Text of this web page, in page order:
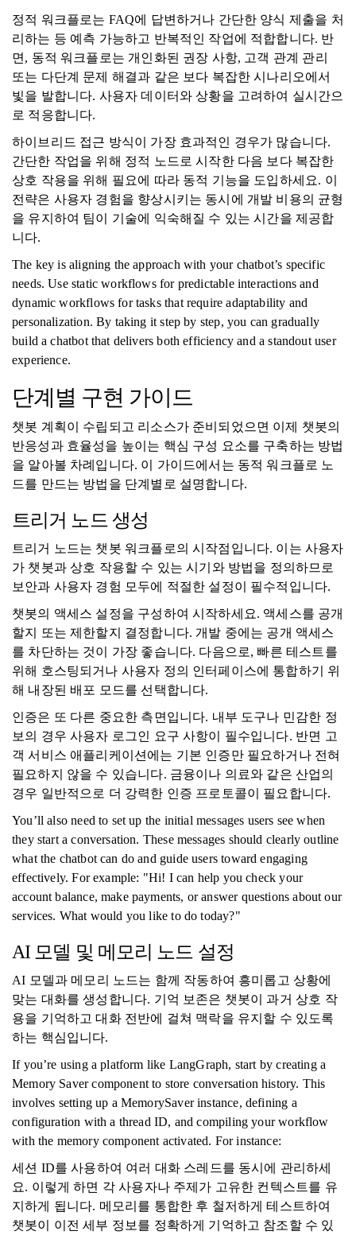
정적 워크플로는 FAQ에 답변하거나 간단한 양식 제출을 처
리하는 등 예측 가능하고 반복적인 작업에 적합합니다. 반
면, 동적 워크플로는 개인화된 권장 사항, 고객 관계 관리
또는 다단계 문제 해결과 같은 보다 복잡한 시나리오에서
빛을 발합니다. 사용자 데이터와 상황을 고려하여 실시간으
로 적응합니다.
하이브리드 접근 방식이 가장 효과적인 경우가 많습니다.
간단한 작업을 위해 정적 노드로 시작한 다음 보다 복잡한
상호 작용을 위해 필요에 따라 동적 기능을 도입하세요. 이
전략은 사용자 경험을 향상시키는 동시에 개발 비용의 균형
을 유지하여 팀이 기술에 익숙해질 수 있는 시간을 제공합
니다.
The key is aligning the approach with your chatbot’s specific
needs. Use static workflows for predictable interactions and
dynamic workflows for tasks that require adaptability and
personalization. By taking it step by step, you can gradually
build a chatbot that delivers both efficiency and a standout user
experience.
단계별 구현 가이드
챗봇 계획이 수립되고 리소스가 준비되었으면 이제 챗봇의
반응성과 효율성을 높이는 핵심 구성 요소를 구축하는 방법
을 알아볼 차례입니다. 이 가이드에서는 동적 워크플로 노
드를 만드는 방법을 단계별로 설명합니다.
트리거 노드 생성
트리거 노드는 챗봇 워크플로의 시작점입니다. 이는 사용자
가 챗봇과 상호 작용할 수 있는 시기와 방법을 정의하므로
보안과 사용자 경험 모두에 적절한 설정이 필수적입니다.
챗봇의 액세스 설정을 구성하여 시작하세요. 액세스를 공개
할지 또는 제한할지 결정합니다. 개발 중에는 공개 액세스
를 차단하는 것이 가장 좋습니다. 다음으로, 빠른 테스트를
위해 호스팅되거나 사용자 정의 인터페이스에 통합하기 위
해 내장된 배포 모드를 선택합니다.
인증은 또 다른 중요한 측면입니다. 내부 도구나 민감한 정
보의 경우 사용자 로그인 요구 사항이 필수입니다. 반면 고
객 서비스 애플리케이션에는 기본 인증만 필요하거나 전혀
필요하지 않을 수 있습니다. 금융이나 의료와 같은 산업의
경우 일반적으로 더 강력한 인증 프로토콜이 필요합니다.
You’ll also need to set up the initial messages users see when
they start a conversation. These messages should clearly outline
what the chatbot can do and guide users toward engaging
effectively. For example: "Hi! I can help you check your
account balance, make payments, or answer questions about our
services. What would you like to do today?"
AI 모델 및 메모리 노드 설정
AI 모델과 메모리 노드는 함께 작동하여 흥미롭고 상황에
맞는 대화를 생성합니다. 기억 보존은 챗봇이 과거 상호 작
용을 기억하고 대화 전반에 걸쳐 맥락을 유지할 수 있도록
하는 핵심입니다.
If you’re using a platform like LangGraph, start by creating a
Memory Saver component to store conversation history. This
involves setting up a MemorySaver instance, defining a
configuration with a thread ID, and compiling your workflow
with the memory component activated. For instance:
세션 ID를 사용하여 여러 대화 스레드를 동시에 관리하세
요. 이렇게 하면 각 사용자나 주제가 고유한 컨텍스트를 유
지하게 됩니다. 메모리를 통합한 후 철저하게 테스트하여
챗봇이 이전 세부 정보를 정확하게 기억하고 참조할 수 있